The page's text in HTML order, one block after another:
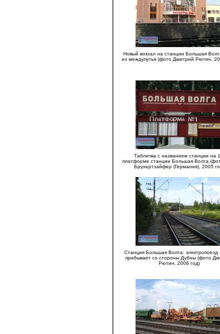
Новый вокзал на станции Большая
из междупутья (фото Дмитрий Рютин,
Табличка с названием станции на
платформе станции Большая Волга
Брухертзайфер (Германия), 2005
Станция Большая Волга:
прибывает со стороны Дубны (фото
Рютин, 2006 год)